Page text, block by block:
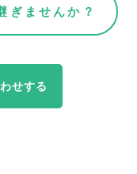
ぎませんか？
せする